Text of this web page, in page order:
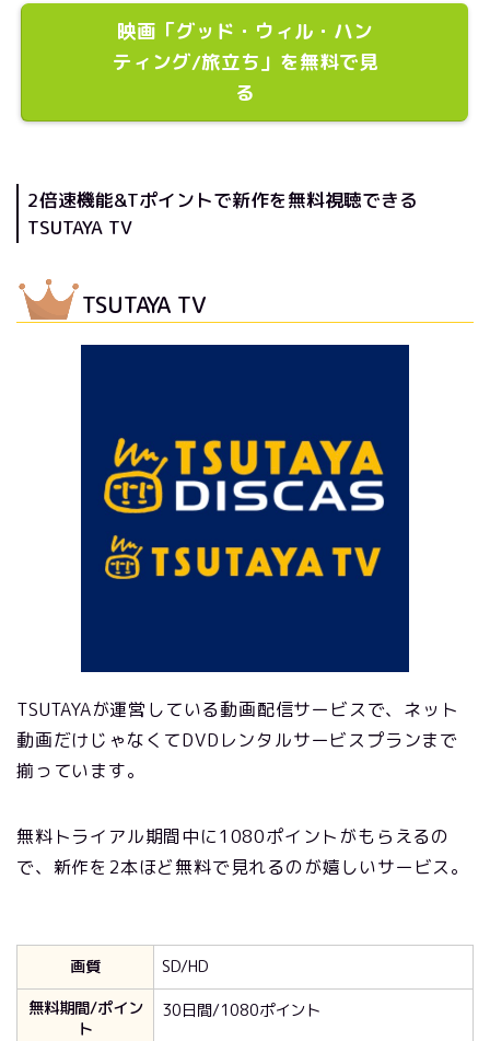
映画「グッド・ウィル・ハン
ティング/旅立ち」を無料で見
る
2倍速機能&Tポイントで新作を無料視聴できる
TSUTAYA TV
TSUTAYA TV
TSUTAYAが運営している動画配信サービスで、ネット
動画だけじゃなくてDVDレンタルサービスプランまで
揃っています。
無料トライアル期間中に1080ポイントがもらえるの
で、新作を2本ほど無料で見れるのが嬉しいサービス。
画質
SD/HD
無料期間/ポイン
ト
30日間/1080ポイント